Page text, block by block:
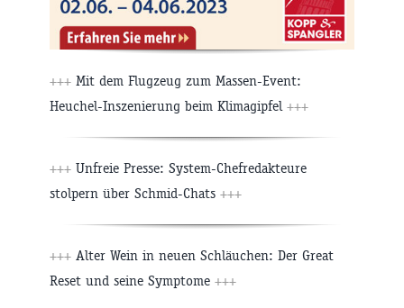
+++ Mit dem Flugzeug zum Massen-Event:
Heuchel-Inszenierung beim Klimagipfel +++
+++ Unfreie Presse: System-Chefredakteure
stolpern über Schmid-Chats +++
+++ Alter Wein in neuen Schläuchen: Der Great
Reset und seine Symptome +++